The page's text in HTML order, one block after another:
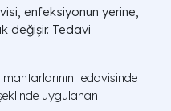
enfeksiyonun yerine,
değişir. Tedavi
mantarlarının tedavisinde
uygulanan